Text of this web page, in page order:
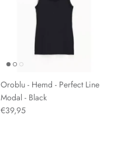
Oroblu - Hemd - Perfect Line
Modal - Black
€39,95